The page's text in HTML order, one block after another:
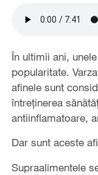
În ultimii ani,
popularitate.
afinele sunt
întreținerea
antiinflamatoare,
Dar sunt aceste
Supraalimentele